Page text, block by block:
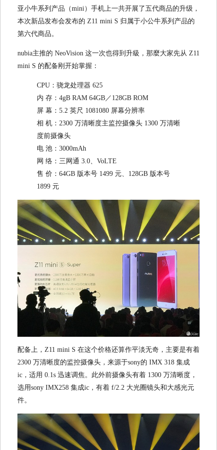
亚小牛系列产品（mini）手机上一共开展了五代商品的升级，
本次新品发布会发布的 Z11 mini S 归属于小公牛系列产品的
第六代商品。
nubia主推的 NeoVision 这一次也得到升級，那麼大家先从 Z11
mini S 的配备刚开始掌握：
CPU：骁龙处理器 625
内 存：4gB RAM 64GB／128GB ROM
屏 幕：5.2 英尺 1081080 屏幕分辨率
相 机：2300 万清晰度主监控摄像头 1300 万清晰
度前摄像头
电 池：3000mAh
网 络：三网通 3.0、VoLTE
售 价：64GB 版本号 1499 元、128GB 版本号
1899 元
配备上，Z11 mini S 在这个价格还算作平淡无奇，主要是有着
2300 万清晰度的监控摄像头，来源于sony的 IMX 318 集成
ic，适用 0.1s 迅速调焦。此外前摄像头有着 1300 万清晰度，
选用sony IMX258 集成ic，有着 f/2.2 大光圈镜头和大感光元
件。